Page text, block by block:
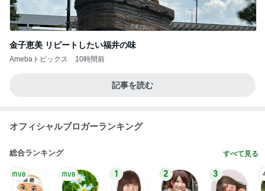
金子恵美 リピートしたい福井の味
Amebaトピックス 10時間前
記事を読む
オフィシャルブロガーランキング
総合ランキング すべて見る
1 2 3